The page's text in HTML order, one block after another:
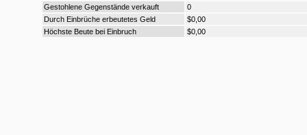
Gestohlene Gegenstände verkauft
0
Durch Einbrüche erbeutetes Geld
$0,00
Höchste Beute bei Einbruch
$0,00